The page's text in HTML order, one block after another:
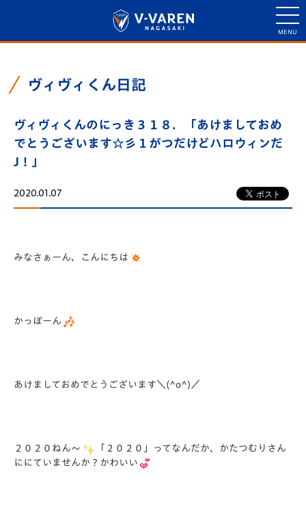
ヴィヴィくん日記
ヴィヴィくんのにっき３１８．「あけましておめ
でとうございます☆彡１がつだけどハロウィンだ
J！」
2020.01.07
みなさぁーん、こんにちは
かっぽーん
あけましておめでとうございます＼(^o^)／
２０２０ねん～
「２０２０」ってなんだか、かたつむりさん
ににていませんか？かわいい